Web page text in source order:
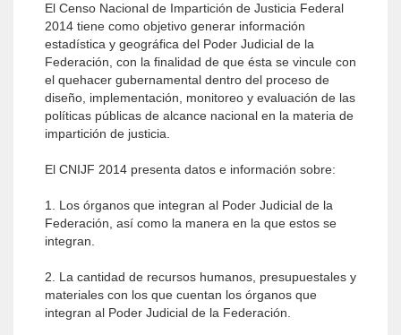
El Censo Nacional de Impartición de Justicia Federal
2014 tiene como objetivo generar información
estadística y geográfica del Poder Judicial de la
Federación, con la finalidad de que ésta se vincule con
el quehacer gubernamental dentro del proceso de
diseño, implementación, monitoreo y evaluación de las
políticas públicas de alcance nacional en la materia de
impartición de justicia.
El CNIJF 2014 presenta datos e información sobre:
1. Los órganos que integran al Poder Judicial de la
Federación, así como la manera en la que estos se
integran.
2. La cantidad de recursos humanos, presupuestales y
materiales con los que cuentan los órganos que
integran al Poder Judicial de la Federación.